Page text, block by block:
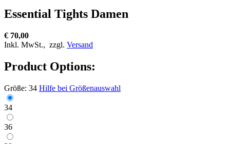
Essential Tights Damen
€ 70,00
Inkl. MwSt., zzgl. Versand
Product Options:
Größe: 34 Hilfe bei Größenauswahl
34
36